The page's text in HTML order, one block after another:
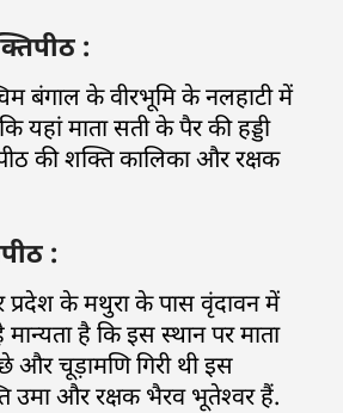
:
बंगाल के वीरभूमि के नलहाटी में
यहां माता सती के पैर की हड्डी
की शक्ति कालिका और रक्षक
:
प्रदेश के मथुरा के पास वृंदावन में
है कि इस स्थान पर माता
और चूड़ामणि गिरी थी इस
उमा और रक्षक भैरव भूतेश्वर हैं.